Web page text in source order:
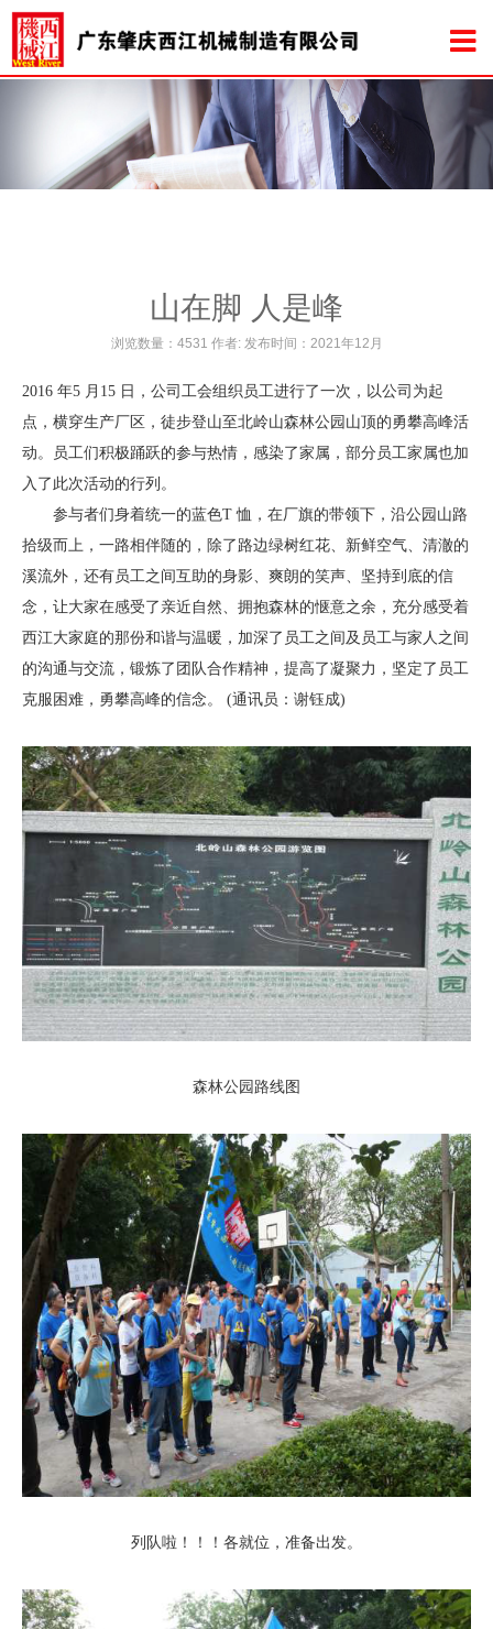
山在脚 人是峰
浏览数量：4531 作者: 发布时间：2021年12月
2016 年5 月15 日，公司工会组织员工进行了一次，以公司为起
点，横穿生产厂区，徒步登山至北岭山森林公园山顶的勇攀高峰活
动。员工们积极踊跃的参与热情，感染了家属，部分员工家属也加
入了此次活动的行列。
参与者们身着统一的蓝色T 恤，在厂旗的带领下，沿公园山路
拾级而上，一路相伴随的，除了路边绿树红花、新鲜空气、清澈的
溪流外，还有员工之间互助的身影、爽朗的笑声、坚持到底的信
念，让大家在感受了亲近自然、拥抱森林的惬意之余，充分感受着
西江大家庭的那份和谐与温暖，加深了员工之间及员工与家人之间
的沟通与交流，锻炼了团队合作精神，提高了凝聚力，坚定了员工
克服困难，勇攀高峰的信念。 (通讯员：谢钰成)
森林公园路线图
列队啦！！！各就位，准备出发。